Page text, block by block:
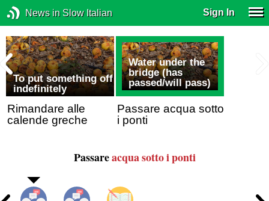
News in Slow Italian Sign In
To put something off
indefinitely
Rimandare alle
calende greche
Water under the
bridge (has
passed/will pass)
Passare acqua sotto
i ponti
Passareacqua sotto i ponti